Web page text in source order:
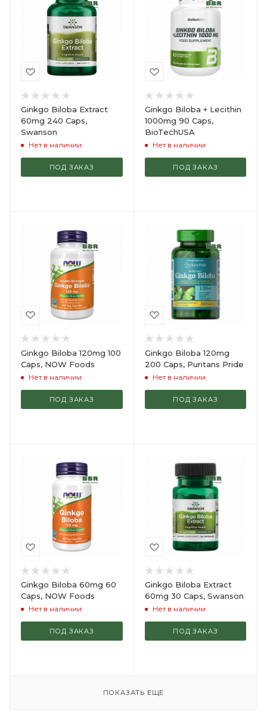
Ginkgo Biloba Extract
60mg 240 Caps,
Swanson
Нет в наличии
ПОД ЗАКАЗ
Ginkgo Biloba + Lecithin
1000mg 90 Caps,
BioTechUSA
Нет в наличии
ПОД ЗАКАЗ
Ginkgo Biloba 120mg 100
Caps, NOW Foods
Нет в наличии
ПОД ЗАКАЗ
Ginkgo Biloba 120mg
200 Caps, Puritans Pride
Нет в наличии
ПОД ЗАКАЗ
Ginkgo Biloba 60mg 60
Caps, NOW Foods
Нет в наличии
ПОД ЗАКАЗ
Ginkgo Biloba Extract
60mg 30 Caps, Swanson
Нет в наличии
ПОД ЗАКАЗ
ПОКАЗАТЬ ЕЩЕ